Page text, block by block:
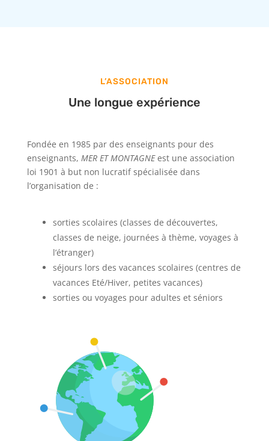
L’ASSOCIATION
Une longue expérience
Fondée en 1985 par des enseignants pour des
enseignants, MER ET MONTAGNEest une association
loi 1901 à but non lucratif spécialisée dans
l’organisation de :
sorties scolaires (classes de découvertes,
classes de neige, journées à thème, voyages à
l’étranger)
séjours lors des vacances scolaires (centres de
vacances Eté/Hiver, petites vacances)
sorties ou voyages pour adultes et séniors